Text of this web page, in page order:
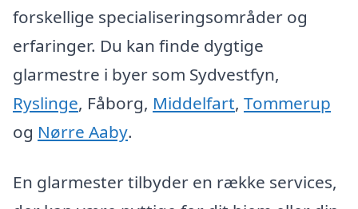
forskellige specialiseringsområder og
erfaringer. Du kan finde dygtige
glarmestre i byer som Sydvestfyn,
Ryslinge, Fåborg, Middelfart, Tommerup
og Nørre Aaby.
En glarmester tilbyder en række services,